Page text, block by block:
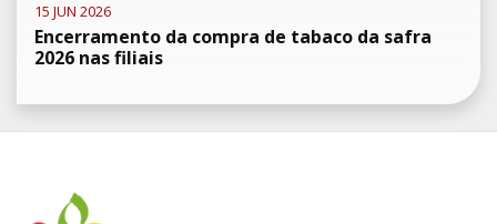
15 JUN 2026
Encerramento da compra de tabaco da safra
2026 nas filiais